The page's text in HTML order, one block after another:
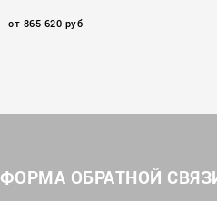
от 865 620 руб
ФОРМА ОБРАТНОЙ